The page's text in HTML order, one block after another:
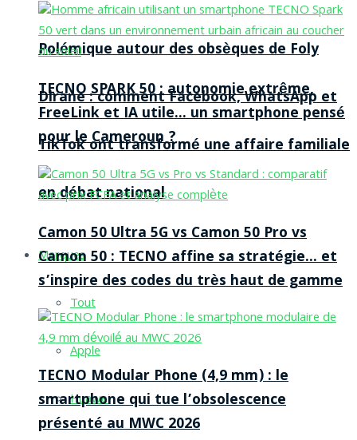
Polémique autour des obsèques de Foly
Dirane : comment Facebook, WhatsApp et
TikTok ont transformé une affaire familiale
en débat national
Marques
Tout
Apple
Huawei
TECNO SPARK 50 : autonomie extrême,
FreeLink et IA utile… un smartphone pensé
pour le Cameroun ?
Camon 50 Ultra 5G vs Camon 50 Pro vs
Camon 50 : TECNO affine sa stratégie… et
s’inspire des codes du très haut de gamme
TECNO Modular Phone (4,9 mm) : le
smartphone qui tue l’obsolescence
présenté au MWC 2026